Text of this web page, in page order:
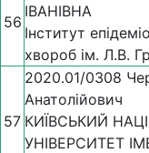
56
ІВАНІВНА
Інститут
хвороб ім. Л.В.
57
2020.01/0308
Анатолійович
КИЇВСЬКИЙ
УНІВЕРСИТЕТ